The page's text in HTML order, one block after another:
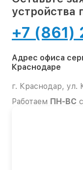
устройства
+7 (861)
Адрес офиса
Краснодаре
г. Краснодар, ул.
Работаем ПН-ВС с